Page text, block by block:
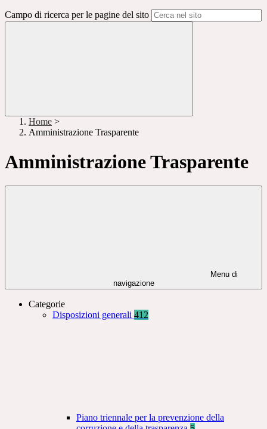
Campo di ricerca per le pagine del sito
Home >
Amministrazione Trasparente
Amministrazione Trasparente
Menu di
navigazione
Categorie
Disposizioni generali 412
Piano triennale per la prevenzione della